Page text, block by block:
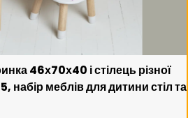
46х70х40 і стілець різної
меблів для дитини стіл та